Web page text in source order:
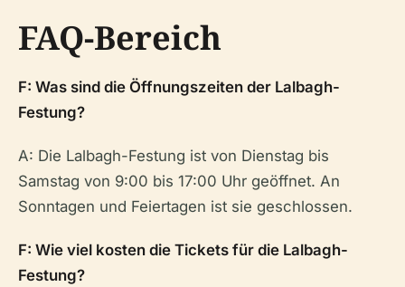
FAQ-Bereich
F: Was sind die Öffnungszeiten der Lalbagh-
Festung?
A: Die Lalbagh-Festung ist von Dienstag bis
Samstag von 9:00 bis 17:00 Uhr geöffnet. An
Sonntagen und Feiertagen ist sie geschlossen.
F: Wie viel kosten die Tickets für die Lalbagh-
Festung?